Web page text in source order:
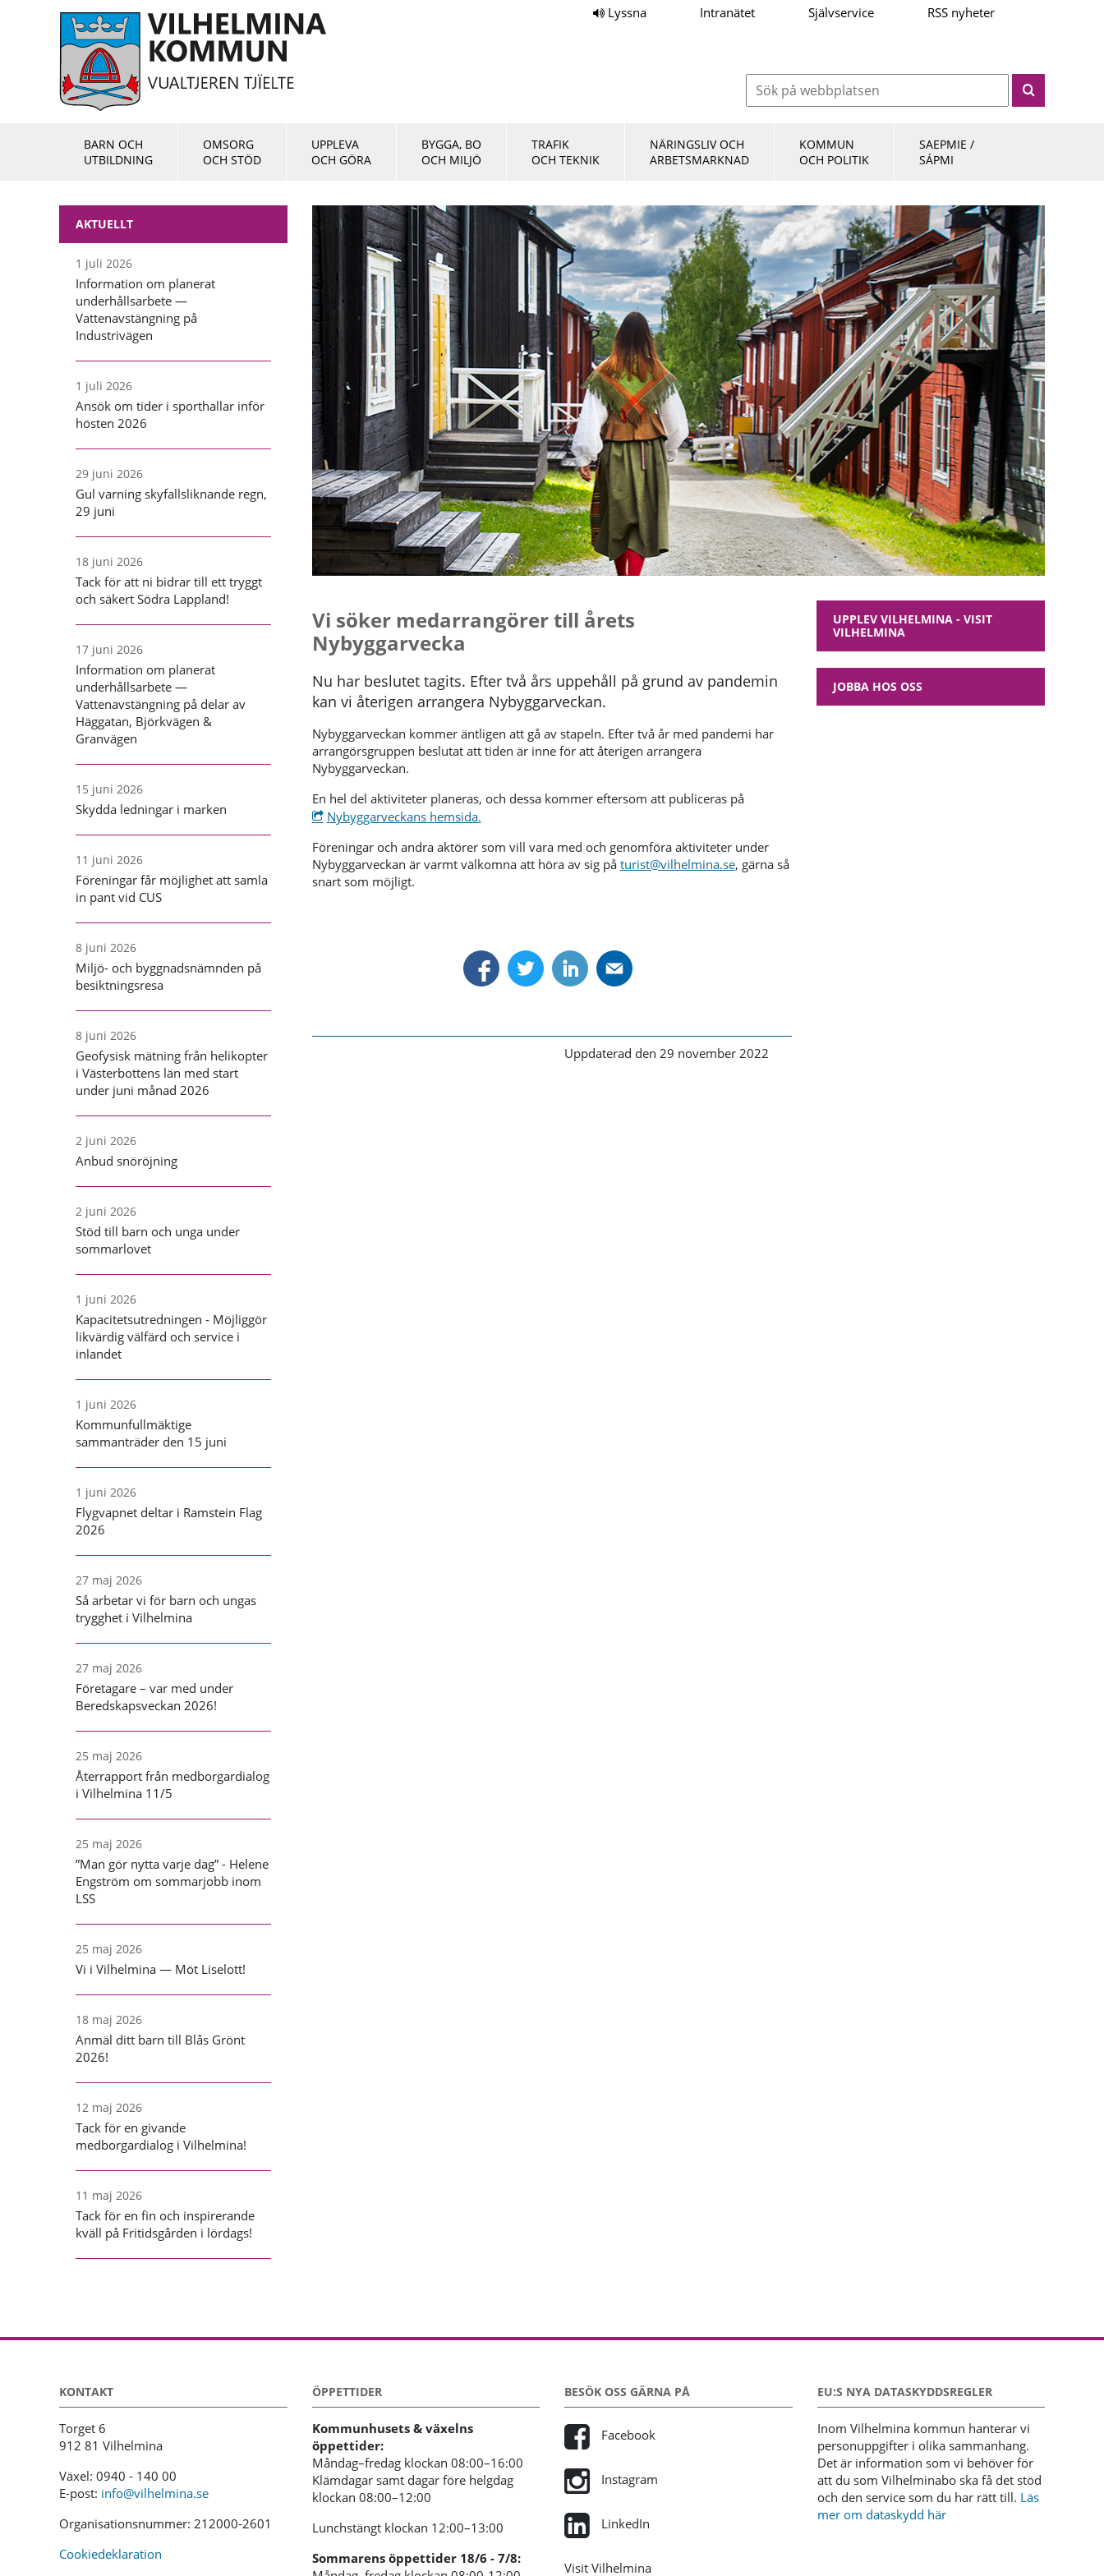
Lyssna Intranätet Självservice RSS nyheter
BARN OCH
UTBILDNING
OMSORG
OCH STÖD
UPPLEVA
OCH GÖRA
BYGGA, BO
OCH MILJÖ
TRAFIK
OCH TEKNIK
NÄRINGSLIV OCH
ARBETSMARKNAD
KOMMUN
OCH POLITIK
SAEPMIE /
SÁPMI
AKTUELLT
1 juli 2026
Information om planerat
underhållsarbete —
Vattenavstängning på
Industrivägen
1 juli 2026
Ansök om tider i sporthallar inför
hösten 2026
29 juni 2026
Gul varning skyfallsliknande regn,
29 juni
18 juni 2026
Tack för att ni bidrar till ett tryggt
och säkert Södra Lappland!
17 juni 2026
Information om planerat
underhållsarbete —
Vattenavstängning på delar av
Häggatan, Björkvägen &
Granvägen
15 juni 2026
Skydda ledningar i marken
11 juni 2026
Föreningar får möjlighet att samla
in pant vid CUS
8 juni 2026
Miljö- och byggnadsnämnden på
besiktningsresa
8 juni 2026
Geofysisk mätning från helikopter
i Västerbottens län med start
under juni månad 2026
2 juni 2026
Anbud snöröjning
2 juni 2026
Stöd till barn och unga under
sommarlovet
1 juni 2026
Kapacitetsutredningen - Möjliggör
likvärdig välfärd och service i
inlandet
1 juni 2026
Kommunfullmäktige
sammanträder den 15 juni
1 juni 2026
Flygvapnet deltar i Ramstein Flag
2026
27 maj 2026
Så arbetar vi för barn och ungas
trygghet i Vilhelmina
27 maj 2026
Företagare – var med under
Beredskapsveckan 2026!
25 maj 2026
Återrapport från medborgardialog
i Vilhelmina 11/5
25 maj 2026
”Man gör nytta varje dag” - Helene
Engström om sommarjobb inom
LSS
25 maj 2026
Vi i Vilhelmina — Möt Liselott!
18 maj 2026
Anmäl ditt barn till Blås Grönt
2026!
12 maj 2026
Tack för en givande
medborgardialog i Vilhelmina!
11 maj 2026
Tack för en fin och inspirerande
kväll på Fritidsgården i lördags!
Vi söker medarrangörer till årets
Nybyggarvecka
Nu har beslutet tagits. Efter två års uppehåll på grund av pandemin
kan vi återigen arrangera Nybyggarveckan.
Nybyggarveckan kommer äntligen att gå av stapeln. Efter två år med pandemi har
arrangörsgruppen beslutat att tiden är inne för att återigen arrangera
Nybyggarveckan.
En hel del aktiviteter planeras, och dessa kommer eftersom att publiceras på
Nybyggarveckans hemsida.
Föreningar och andra aktörer som vill vara med och genomföra aktiviteter under
Nybyggarveckan är varmt välkomna att höra av sig på turist@vilhelmina.se, gärna så
snart som möjligt.
Uppdaterad den 29 november 2022
UPPLEV VILHELMINA - VISIT
VILHELMINA
JOBBA HOS OSS
KONTAKT
Torget 6
912 81 Vilhelmina
Växel: 0940 - 140 00
E-post: info@vilhelmina.se
Organisationsnummer: 212000-2601
Cookiedeklaration
ÖPPETTIDER
Kommunhusets & växelns
öppettider:
Måndag–fredag klockan 08:00–16:00
Klämdagar samt dagar före helgdag
klockan 08:00–12:00
Lunchstängt klockan 12:00–13:00
Sommarens öppettider 18/6 - 7/8:
BESÖK OSS GÄRNA PÅ
Facebook
Instagram
LinkedIn
Visit Vilhelmina
EU:S NYA DATASKYDDSREGLER
Inom Vilhelmina kommun hanterar vi
personuppgifter i olika sammanhang.
Det är information som vi behöver för
att du som Vilhelminabo ska få det stöd
och den service som du har rätt till. Läs
mer om dataskydd här